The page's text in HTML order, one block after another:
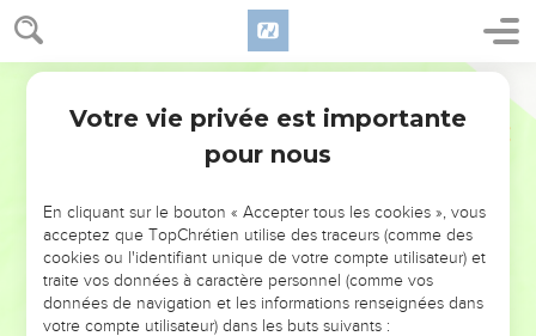
NE MANQUEZ PAS L’ÉVÉNEMENT
DE L’ANNÉE !
ET SI LEURS ERREURS POUVAIENT VOUS ÉVITER LES
VOTRES ?
Votre vie privée est importante
pour nous
En cliquant sur le bouton « Accepter tous les cookies », vous
acceptez que TopChrétien utilise des traceurs (comme des
cookies ou l'identifiant unique de votre compte utilisateur) et
traite vos données à caractère personnel (comme vos
données de navigation et les informations renseignées dans
votre compte utilisateur) dans les buts suivants :